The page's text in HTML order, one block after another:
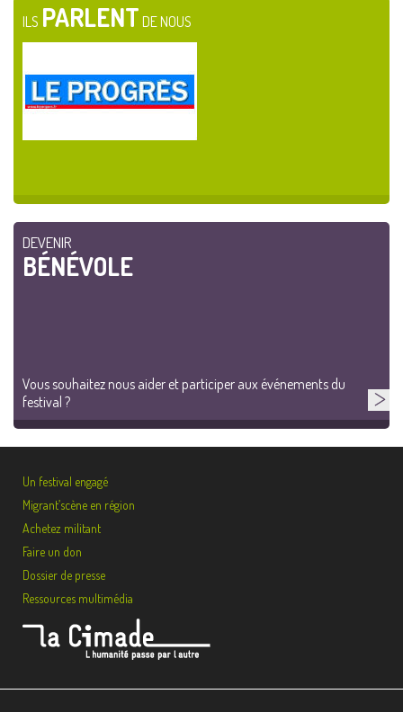
ILS PARLENT DE NOUS
DEVENIR
BÉNÉVOLE
Vous souhaitez nous aider et participer aux événements du
festival ?
Un festival engagé
Migrant’scène en région
Achetez militant
Faire un don
Dossier de presse
Ressources multimédia